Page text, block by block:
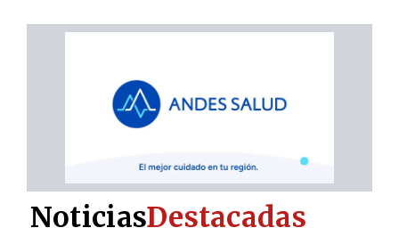
NoticiasDestacadas